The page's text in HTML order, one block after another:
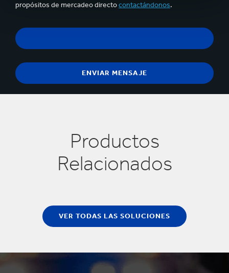
propósitos de mercadeo directocontactándonos.
Productos
Relacionados
VER TODAS LAS SOLUCIONES